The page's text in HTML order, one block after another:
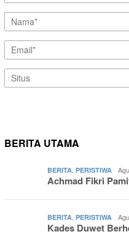
BERITA UTAMA
BERITA PERISTIWA
Achmad Fikri
BERITA PERISTIWA
Kades Duwet